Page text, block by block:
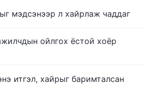
мэдсэнээр л хайрлаж чаддаг
ойлгох ёстой хоёр
итгэл, хайрыг баримталсан